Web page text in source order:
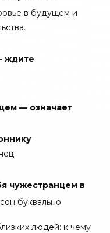
в будущем и
ждите
— означает
чужестранцем в
буквально.
людей: к чему